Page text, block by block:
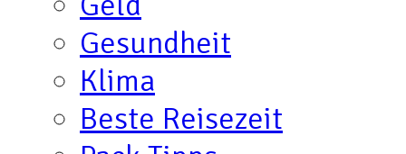
Gesundheit
Klima
Beste Reisezeit